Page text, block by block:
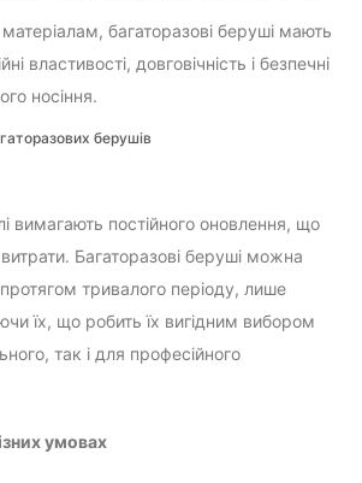
багаторазові беруші мають
властивості, довговічність і безпечні
носіння.
берушів
вимагають постійного оновлення, що
Багаторазові беруші можна
тривалого періоду, лише
їх, що робить їх вигідним вибором
так і для професійного
умовах